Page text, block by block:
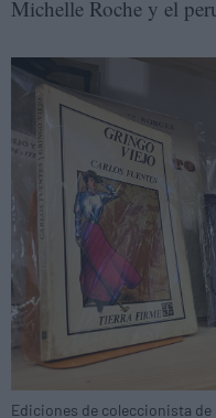
Michelle Roche y el
Ediciones de coleccionista